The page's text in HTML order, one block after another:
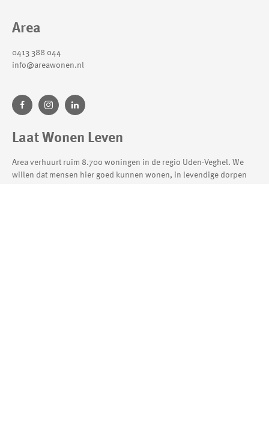
Contactinformatie
Area
0413 388 044
info@areawonen.nl
Laat Wonen Leven
Area verhuurt ruim 8.700 woningen in de regio Uden-Veghel. We
willen dat mensen hier goed kunnen wonen, in levendige dorpen